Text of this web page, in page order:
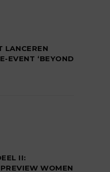
LANCEREN
EVENT ‘BEYOND
II:
WOMEN